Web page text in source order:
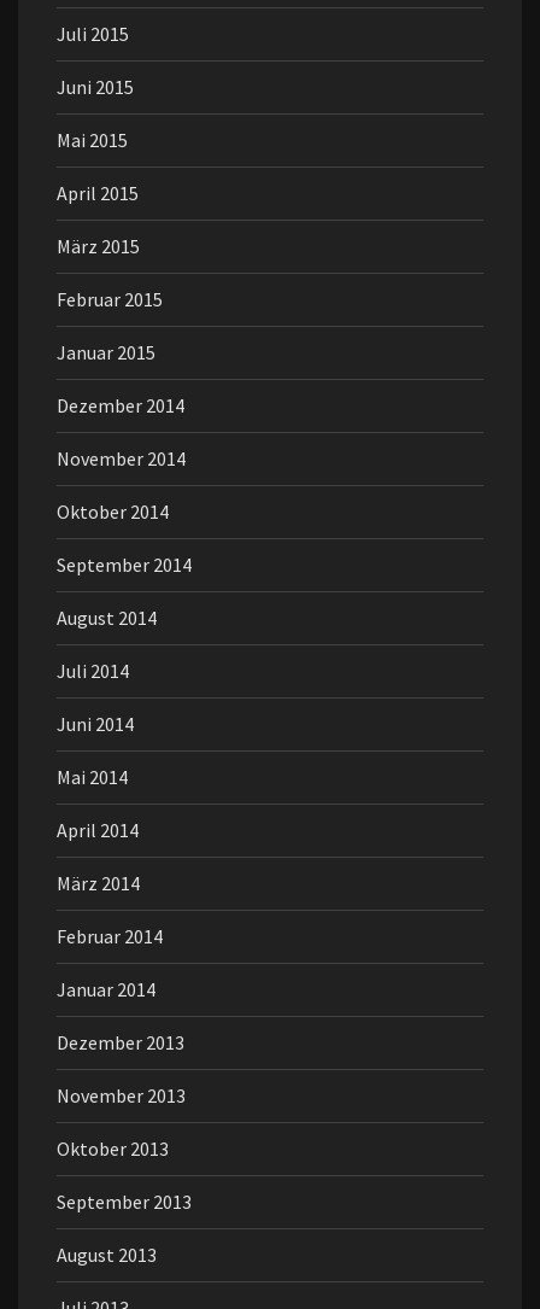
Juli 2015
Juni 2015
Mai 2015
April 2015
März 2015
Februar 2015
Januar 2015
Dezember 2014
November 2014
Oktober 2014
September 2014
August 2014
Juli 2014
Juni 2014
Mai 2014
April 2014
März 2014
Februar 2014
Januar 2014
Dezember 2013
November 2013
Oktober 2013
September 2013
August 2013